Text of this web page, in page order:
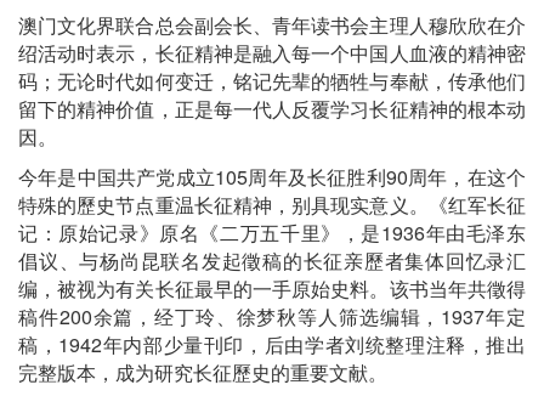
澳门文化界联合总会副会长、青年读书会主理人穆欣欣在介
绍活动时表示，长征精神是融入每一个中国人血液的精神密
码；无论时代如何变迁，铭记先辈的牺牲与奉献，传承他们
留下的精神价值，正是每一代人反覆学习长征精神的根本动
因。
今年是中国共产党成立105周年及长征胜利90周年，在这个
特殊的歷史节点重温长征精神，别具现实意义。《红军长征
记：原始记录》原名《二万五千里》，是1936年由毛泽东
倡议、与杨尚昆联名发起徵稿的长征亲歷者集体回忆录汇
编，被视为有关长征最早的一手原始史料。该书当年共徵得
稿件200余篇，经丁玲、徐梦秋等人筛选编辑，1937年定
稿，1942年内部少量刊印，后由学者刘统整理注释，推出
完整版本，成为研究长征歷史的重要文献。